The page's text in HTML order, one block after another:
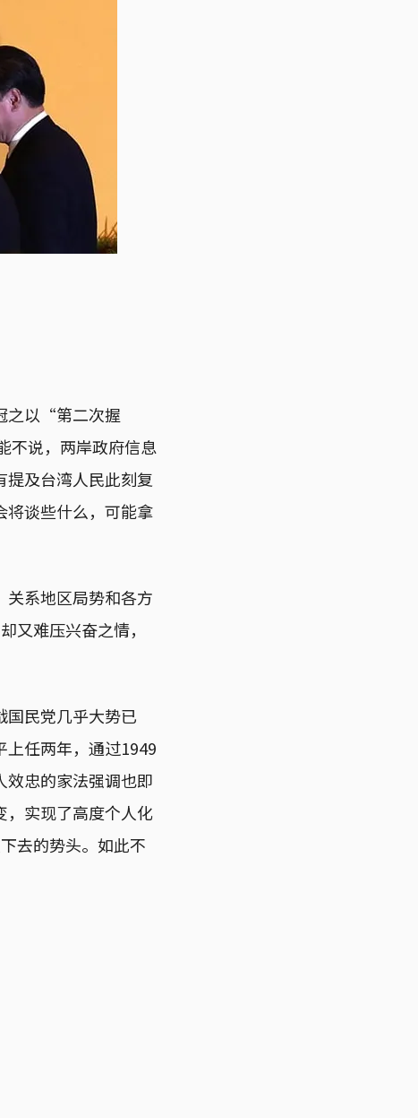
之以“第二次握
不说，两岸政府信息
提及台湾人民此刻复
将谈些什么，可能拿
系地区局势和各方
又难压兴奋之情，
国民党几乎大势已
任两年，通过1949
忠的家法强调也即
实现了高度个人化
去的势头。如此不